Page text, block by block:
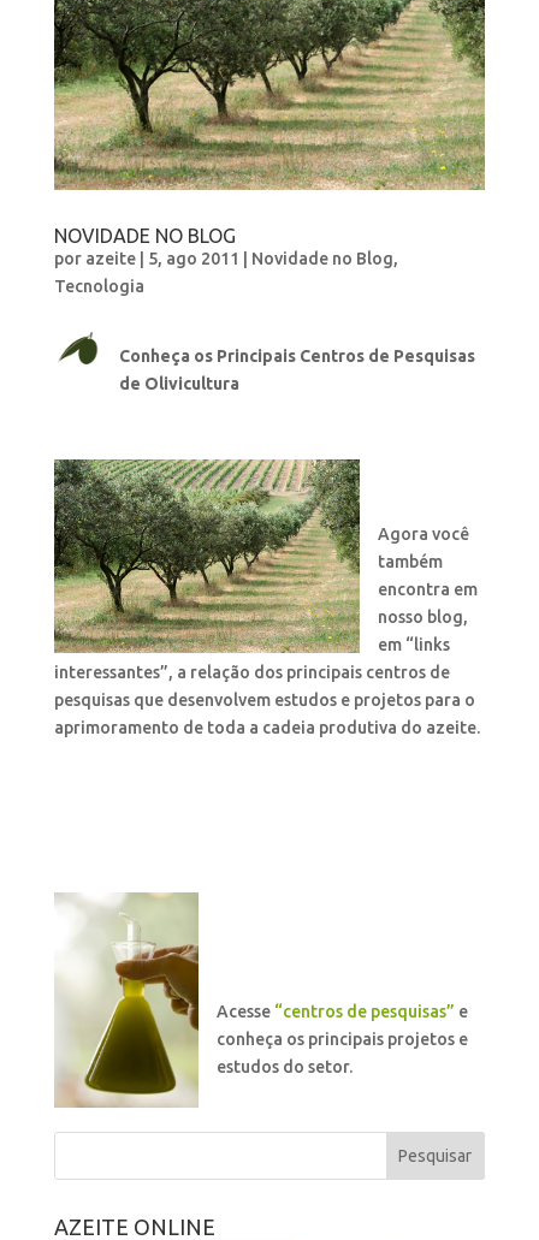
NOVIDADE NO BLOG
por azeite| 5, ago 2011 Novidade no Blog,
Tecnologia
Conheça os Principais Centros de Pesquisas
de Olivicultura
Agora você
também
encontra em
nosso blog,
em “links
interessantes”, a relação dos principais centros de
pesquisas que desenvolvem estudos e projetos para o
aprimoramento de toda a cadeia produtiva do azeite.
Acesse “centros de pesquisas” e
conheça os principais projetos e
estudos do setor.
AZEITE ONLINE